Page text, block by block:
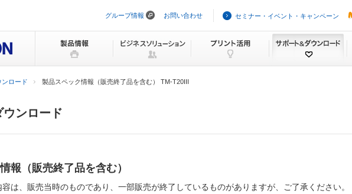
ビ
ョ
を
グループ情報 お問い合わせ セミナー・イベント・キャンペーン
ンロード 製品スペック情報（販売終了品を含む） TM-T20III
ンロード
報（販売終了品を含む）
は、販売当時のものであり、一部販売が終了しているものがありますが、ご了承ください。